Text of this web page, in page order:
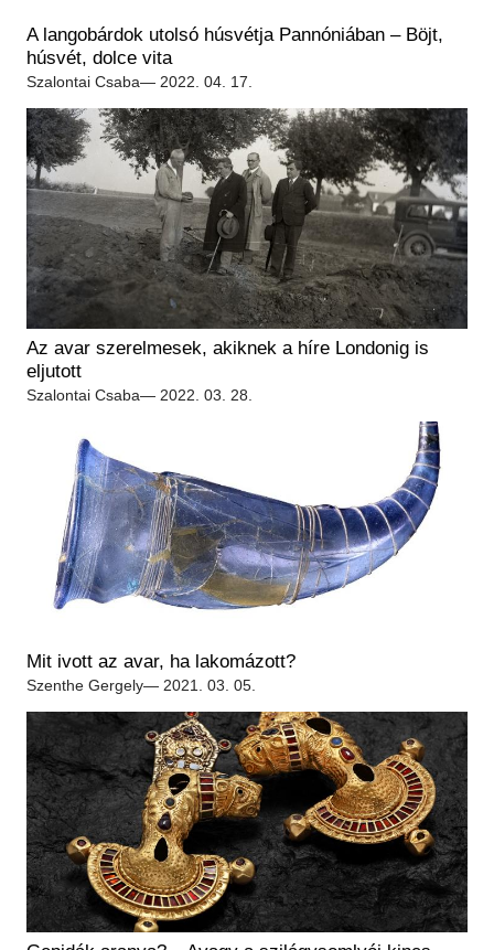
Tagintézmények
Felnőttképzés
Képcsarnok
Történeti Fényképtár
Éremtár
Adattár
Központi Könyvtár
A langobárdok utolsó húsvétja Pannóniában – Böjt,
húsvét, dolce vita
Szalontai Csaba— 2022. 04. 17.
Az avar szerelmesek, akiknek a híre Londonig is
eljutott
Szalontai Csaba— 2022. 03. 28.
Mit ivott az avar, ha lakomázott?
Szenthe Gergely— 2021. 03. 05.